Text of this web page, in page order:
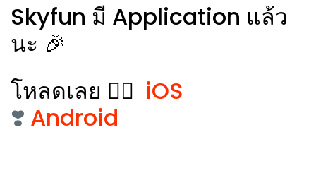
Skyfun มี Application แล้ว
นะ 🎉
โหลดเลย 👉🏻 iOS
❣️ Android